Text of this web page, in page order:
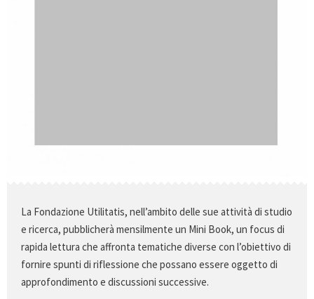
La Fondazione Utilitatis, nell’ambito delle sue attività di studio
e ricerca, pubblicherà mensilmente un Mini Book, un focus di
rapida lettura che affronta tematiche diverse con l’obiettivo di
fornire spunti di riflessione che possano essere oggetto di
approfondimento e discussioni successive.